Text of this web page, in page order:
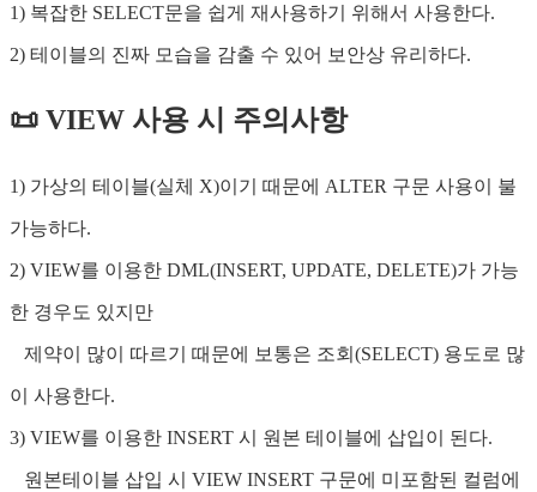
1) 복잡한 SELECT문을 쉽게 재사용하기 위해서 사용한다.
2) 테이블의 진짜 모습을 감출 수 있어 보안상 유리하다.
📜 VIEW 사용 시 주의사항
1) 가상의 테이블(실체 X)이기 때문에 ALTER 구문 사용이 불
가능하다.
2) VIEW를 이용한 DML(INSERT, UPDATE, DELETE)가 가능
한 경우도 있지만
제약이 많이 따르기 때문에 보통은 조회(SELECT) 용도로 많
이 사용한다.
3) VIEW를 이용한 INSERT 시 원본 테이블에 삽입이 된다.
원본테이블 삽입 시 VIEW INSERT 구문에 미포함된 컬럼에